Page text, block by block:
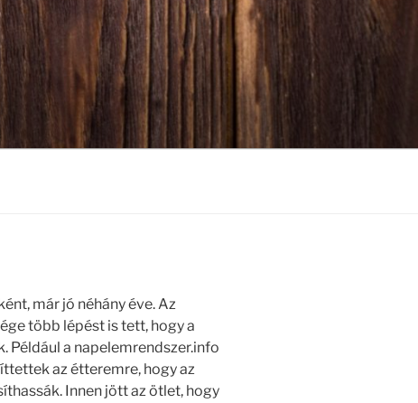
már jó néhány éve. Az
több lépést is tett, hogy a
Például a napelemrendszer.info
az étteremre, hogy az
Innen jött az ötlet, hogy